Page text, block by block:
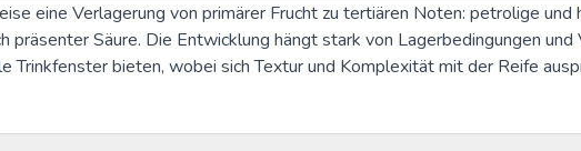
eine Verlagerung von primärer Frucht zu tertiären Noten: petrolige
Säure. Die Entwicklung hängt stark von Lagerbedingungen und
Trinkfenster bieten, wobei sich Textur und Komplexität mit der Reife